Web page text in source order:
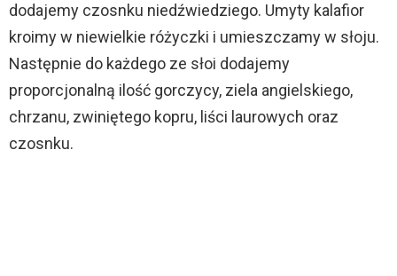
dodajemy czosnku niedźwiedziego. Umyty kalafior
kroimy w niewielkie różyczki i umieszczamy w słoju.
Następnie do każdego ze słoi dodajemy
proporcjonalną ilość gorczycy, ziela angielskiego,
chrzanu, zwiniętego kopru, liści laurowych oraz
czosnku.